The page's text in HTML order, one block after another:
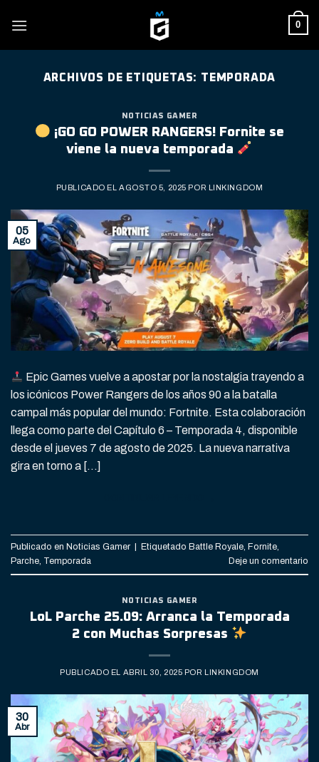
0
ARCHIVOS DE ETIQUETAS: TEMPORADA
NOTICIAS GAMER
¡GO GO POWER RANGERS! Fornite se
viene la nueva temporada
PUBLICADO EL AGOSTO 5, 2025 POR LINKINGDOM
05
Ago
Epic Games vuelve a apostar por la nostalgia trayendo a
los icónicos Power Rangers de los años 90 a la batalla
campal más popular del mundo: Fortnite. Esta colaboración
llega como parte del Capítulo 6 – Temporada 4, disponible
desde el jueves 7 de agosto de 2025. La nueva narrativa
gira en torno a […]
Publicado en Noticias Gamer Etiquetado Battle Royale, Fornite,
Parche, Temporada Deje un comentario
NOTICIAS GAMER
LoL Parche 25.09: Arranca la Temporada
2 con Muchas Sorpresas
PUBLICADO EL ABRIL 30, 2025 POR LINKINGDOM
30
Abr